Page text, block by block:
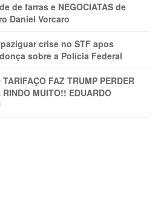
de farras e NEGOCIATAS de
Daniel Vorcaro
crise no STF apos
sobre a Polícia Federal
FAZ TRUMP PERDER
MUITO!! EDUARDO